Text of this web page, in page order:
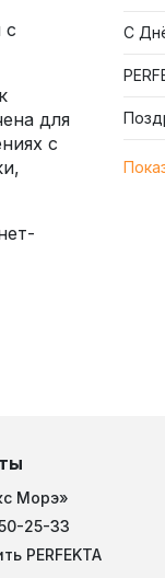
с
для
с
С
Морэ»
25-33
PERFEKTA